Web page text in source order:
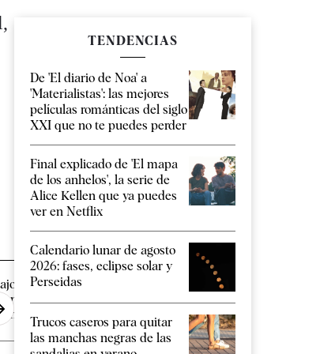
el primer
negro y francés
Francia hace [...]
Muere a los 78
TENDENCIAS
De 'El diario de Noa' a
'Materialistas': las mejores
películas románticas del siglo
XXI que no te puedes perder
Final explicado de 'El mapa
de los anhelos', la serie de
Alice Kellen que ya puedes
ver en Netflix
Calendario lunar de agosto
2026: fases, eclipse solar y
Perseidas
Trucos caseros para quitar
las manchas negras de las